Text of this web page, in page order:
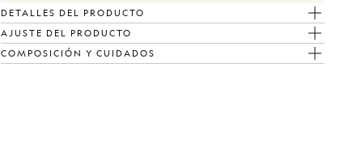
DETALLES DEL PRODUCTO
AJUSTE DEL PRODUCTO
COMPOSICIÓN Y CUIDADOS